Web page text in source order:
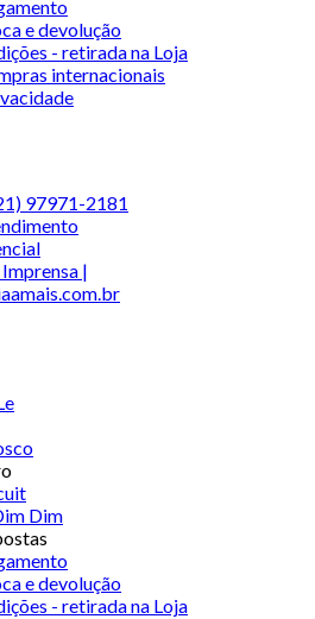
e devolução
- retirada na Loja
internacionais
97971-2181
|
Dim
e devolução
- retirada na Loja